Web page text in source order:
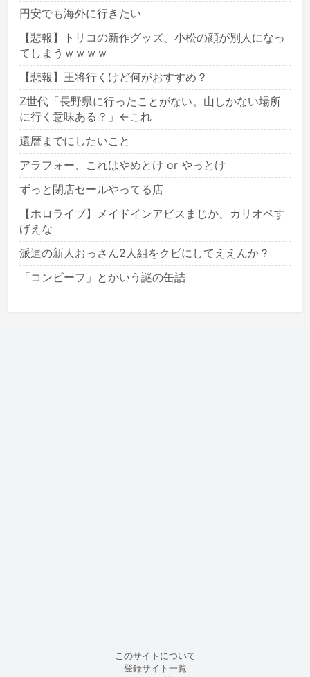
円安でも海外に行きたい
【悲報】トリコの新作グッズ、小松の顔が別人になっ
てしまうｗｗｗｗ
【悲報】王将行くけど何がおすすめ？
Z世代「長野県に行ったことがない。山しかない場所
に行く意味ある？」←これ
還暦までにしたいこと
アラフォー、これはやめとけ or やっとけ
ずっと閉店セールやってる店
【ホロライブ】メイドインアビスまじか、カリオペす
げえな
派遣の新人おっさん2人組をクビにしてええんか？
「コンビーフ」とかいう謎の缶詰
このサイトについて
登録サイト一覧